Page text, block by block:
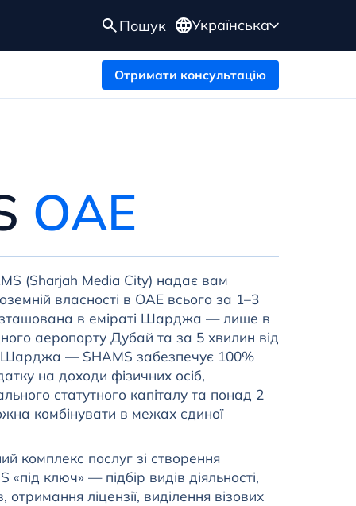
Пошук Українська
Отримати консультацію
ОАЕ
(Sharjah Media City) надає вам
власності в ОАЕ всього за 1–3
в еміраті Шарджа — лише в
аеропорту Дубай та за 5 хвилин від
— SHAMS забезпечує 100%
на доходи фізичних осіб,
статутного капіталу та понад 2
комбінувати в межах єдиної
комплекс послуг зі створення
«під ключ» — підбір видів діяльності,
ліцензії, виділення візових